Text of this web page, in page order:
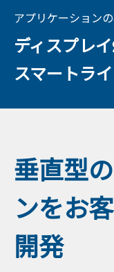
アプリケーション
ディスプレ
スマートラ
垂直型
ンをお
開発